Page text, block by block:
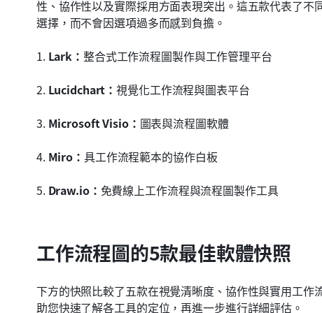
性、協作性以及實際採用方面表現突出。這五款代表了
選擇，而不會因選項過多而感到負擔。
1. Lark： 整合式工作流程圖製作與工作管理平台
2. Lucidchart：視覺化工作流程與圖表平台
3. Microsoft Visio： 圖表與流程圖軟體
4. Miro： 具工作流程範本的協作白板
5. Draw.io： 免費線上工作流程與流程圖製作工具
工作流程圖的5款最佳軟體快照
下方的快照比較了五款在視覺清晰度、協作性與實用工
助您快速了解各工具的定位，再進一步進行詳細評估。